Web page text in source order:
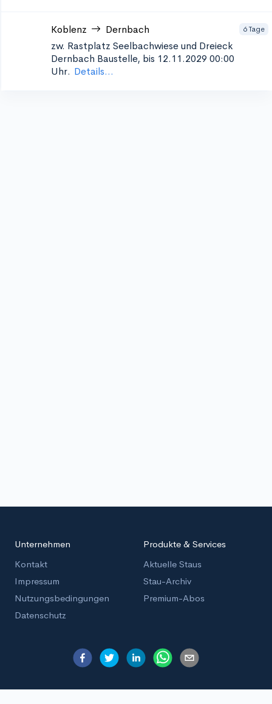
Koblenz Dernbach 6 Tage
zw. Rastplatz Seelbachwiese und Dreieck
Dernbach Baustelle, bis 12.11.2029 00:00
Uhr. Details...
Unternehmen
Kontakt
Impressum
Nutzungsbedingungen
Datenschutz
Produkte & Services
Aktuelle Staus
Stau-Archiv
Premium-Abos